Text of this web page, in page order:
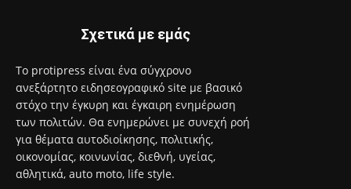
Σχετικά με εμάς
Το protipress είναι ένα σύγχρονο
ανεξάρτητο ειδησεογραφικό site με βασικό
στόχο την έγκυρη και έγκαιρη ενημέρωση
των πολιτών. Θα ενημερώνει με συνεχή ροή
για θέματα αυτοδιοίκησης, πολιτικής,
οικονομίας, κοινωνίας, διεθνή, υγείας,
αθλητικά, auto moto, life style.